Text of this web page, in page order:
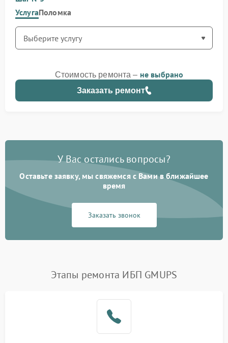
УслугаПоломка
Заказать ремонт
Стоимость ремонта – не выбрано
У Вас остались вопросы?
Оставьте заявку, мы свяжемся с Вами в ближайшее
время
Заказать звонок
Этапы ремонта ИБП GMUPS